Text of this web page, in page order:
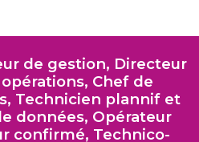
de gestion, Directeur
Chef de
Technicien plannif et
données, Opérateur
confirmé, Technico-